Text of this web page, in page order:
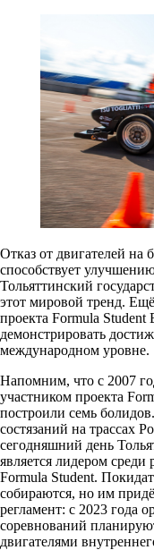
Отказ от двигателей на
способствует
Тольяттинский
этот мировой тренд.
проекта Formula Student
демонстрировать
международном уровне.
Напомним, что с 2007
участником проекта
построили семь
состязаний на трассах
сегодняшний день
является лидером среди
Formula Student.
собираются, но им
регламент: с 2023 года
соревнований
двигателями